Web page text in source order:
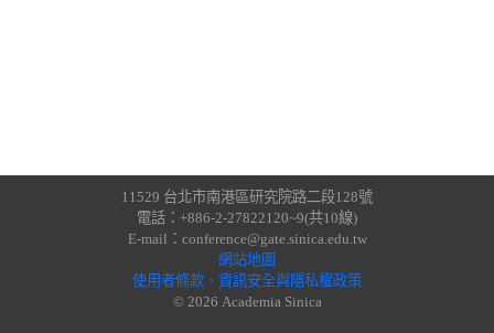
11529 台北市南港區研究院路二段128號
電話：+886-2-27822120~9(共10線)
E-mail：conference@gate.sinica.edu.tw
網站地圖
使用者條款、資訊安全與隱私權政策
© 2026 Academia Sinica